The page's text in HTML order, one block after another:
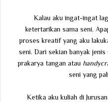
Kalau aku ingat-ingat
ketertarikan sama seni.
proses kreatif yang aku
seni. Dari sekian banyak
prakarya tangan atau
seni yang
Ketika aku kuliah di